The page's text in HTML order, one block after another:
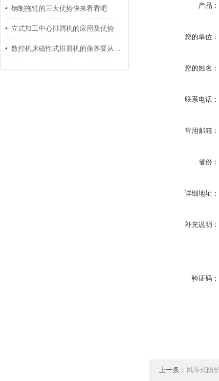
钢制拖链的三大优势快来看看吧
立式加工中心排屑机的应用及优势
数控机床磁性式排屑机的保养要从哪几个方面进行呢？
产品：
您的单位：
您的姓名：
联系电话：
常用邮箱：
省份：
详细地址：
补充说明：
验证码：
上一条： 风琴式防